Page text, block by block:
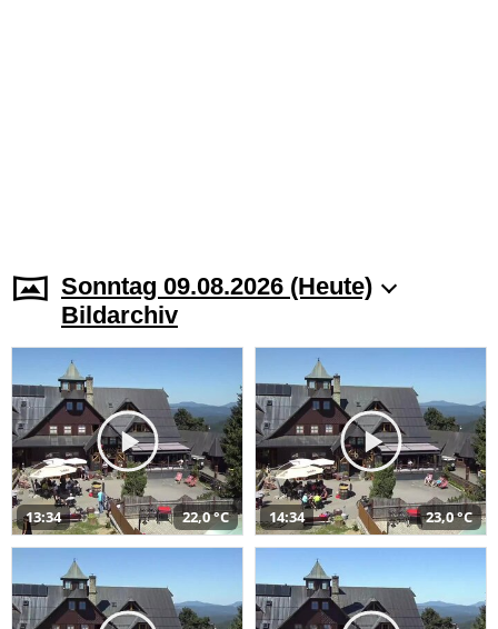
Sonntag 09.08.2026 (Heute)
Bildarchiv
13:34 22,0 °C 14:34 23,0 °C